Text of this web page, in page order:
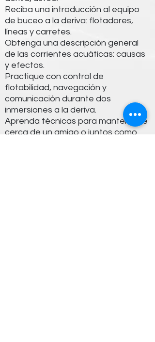
Reciba una introducción al equipo
de buceo a la deriva: flotadores,
líneas y carretes.
Obtenga una descripción general
de las corrientes acuáticas: causas
y efectos.
Practique con control de
flotabilidad, navegación y
comunicación durante dos
inmersiones a la deriva.
Aprenda técnicas para mantenerse
cerca de un amigo o juntos como